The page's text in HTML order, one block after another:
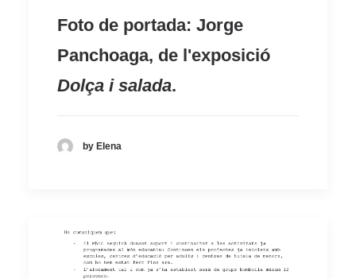
Foto de portada: Jorge
Panchoaga, de l'exposició
Dolça i salada.
by Elena